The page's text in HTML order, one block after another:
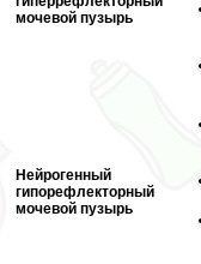
мочевой пузырь
Нейрогенный
гипорефлекторный
мочевой пузырь